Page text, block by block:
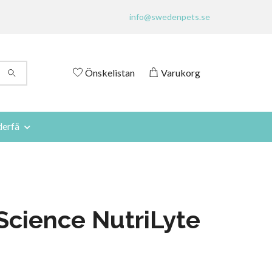
info@swedenpets.se
Önskelistan Varukorg
NutriLyte